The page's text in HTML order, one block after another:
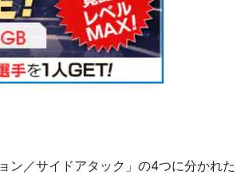
ン／サイドアタック」の4つに分かれた